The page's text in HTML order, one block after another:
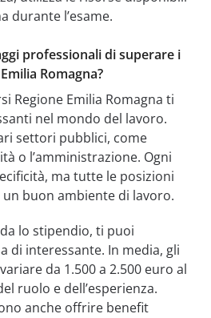
durante l’esame.
professionali di superare i
Romagna?
Regione Emilia Romagna ti
nel mondo del lavoro.
settori pubblici, come
o l’amministrazione. Ogni
ma tutte le posizioni
buon ambiente di lavoro.
lo stipendio, ti puoi
di interessante. In media, gli
da 1.500 a 2.500 euro al
ruolo e dell’esperienza.
anche offrire benefit